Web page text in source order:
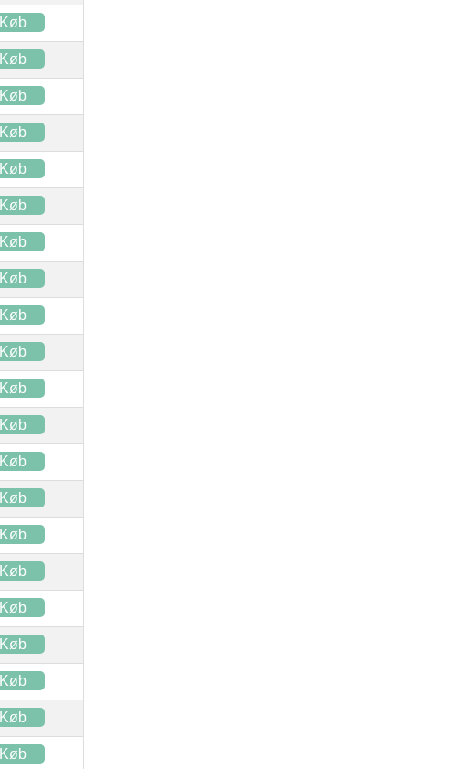
Køb
Køb
Køb
Køb
Køb
Køb
Køb
Køb
Køb
Køb
Køb
Køb
Køb
Køb
Køb
Køb
Køb
Køb
Køb
Køb
Køb